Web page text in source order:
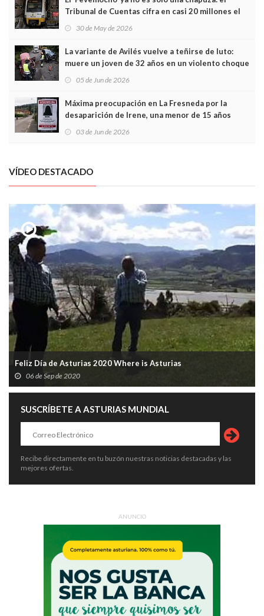
Tribunal de Cuentas cifra en casi 20 millones el
sobrecoste de los trenes que no cabían por los
30 de May de 2026
La variante de Avilés vuelve a teñirse de luto:
muere un joven de 32 años en un violento choque
frontal
05 de Jun de 2026
Máxima preocupación en La Fresneda por la
desaparición de Irene, una menor de 15 años
03 de Jun de 2026
VÍDEO DESTACADO
Feliz Día de Asturias 2020 Where is Asturias
06 de Sep de 2020
SUSCRÍBETE A ASTURIAS MUNDIAL
Recibe directamente en tu buzón nuestras noticias destacadas y las
mejores ofertas.
ANUNCIO